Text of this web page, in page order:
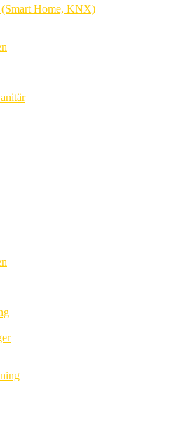
(Smart Home, KNX)